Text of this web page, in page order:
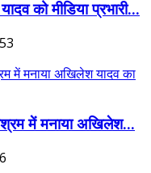
को मीडिया प्रभारी...
53
में मनाया अखिलेश...